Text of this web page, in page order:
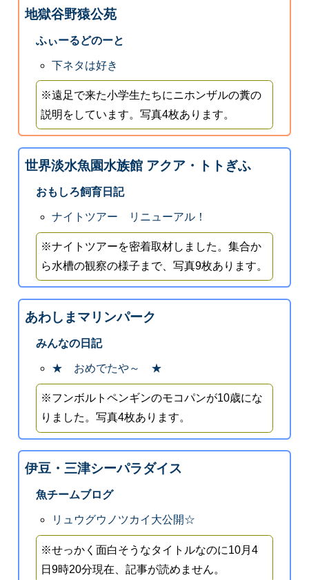
地獄谷野猿公苑
ふぃーるどのーと
下ネタは好き
※遠足で来た小学生たちにニホンザルの糞の
説明をしています。写真4枚あります。
世界淡水魚園水族館 アクア・トトぎふ
おもしろ飼育日記
ナイトツアー リニューアル！
※ナイトツアーを密着取材しました。集合か
ら水槽の観察の様子まで、写真9枚あります。
あわしまマリンパーク
みんなの日記
★ おめでたや～ ★
※フンボルトペンギンのモコパンが10歳にな
りました。写真4枚あります。
伊豆・三津シーパラダイス
魚チームブログ
リュウグウノツカイ大公開☆
※せっかく面白そうなタイトルなのに10月4
日9時20分現在、記事が読めません。